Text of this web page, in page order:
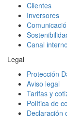
Clientes
Inversores
Canal
Legal
Protección
Aviso legal
Tarifas y
Política de
Declaración